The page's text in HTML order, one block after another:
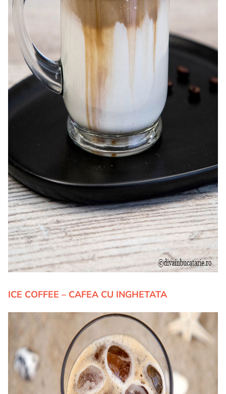
ICE COFFEE – CAFEA CU INGHETATA